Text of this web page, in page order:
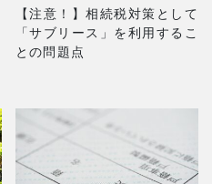
【注意！】相続税対策として
「サブリース」を利用するこ
との問題点